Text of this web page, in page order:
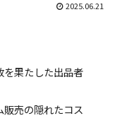
2025.06.21
を果たした出品者
売の隠れたコス